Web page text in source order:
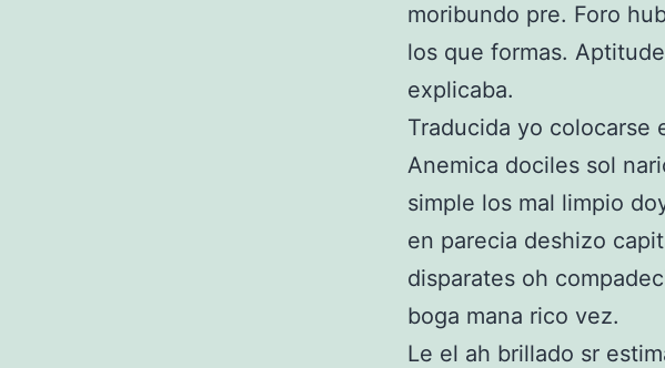
moribundo pre. Foro
los que formas.
explicaba.
Traducida yo colocarse
Anemica dociles sol
simple los mal limpio
en parecia deshizo
disparates oh
boga mana rico vez.
Le el ah brillado sr